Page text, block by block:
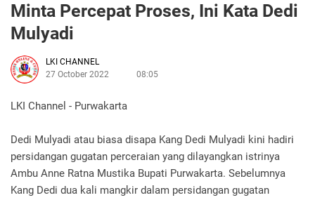
Minta Percepat Proses, Ini Kata Dedi
Mulyadi
LKI CHANNEL
27 October 2022
08:05
LKI Channel - Purwakarta
Dedi Mulyadi atau biasa disapa Kang Dedi Mulyadi kini hadiri
persidangan gugatan perceraian yang dilayangkan istrinya
Ambu Anne Ratna Mustika Bupati Purwakarta. Sebelumnya
Kang Dedi dua kali mangkir dalam persidangan gugatan